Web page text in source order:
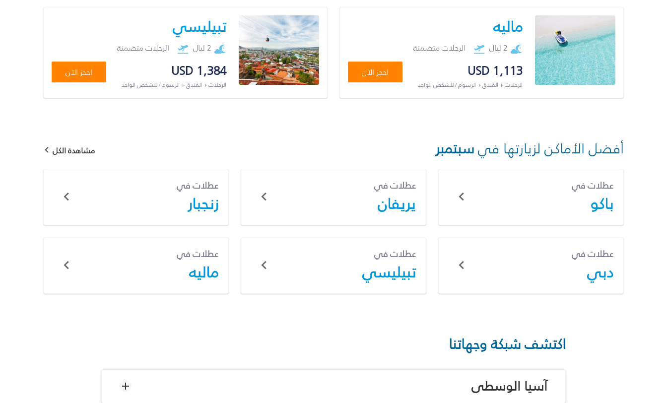
ماليه
2 ليال الرحلات متضمنة
USD 1,113
الرحلات + الفندق + الرسوم / للشخص الواحد
احجز الآن
تبيليسي
2 ليال الرحلات متضمنة
USD 1,384
الرحلات + الفندق + الرسوم / للشخص الواحد
احجز الآن
أفضل الأماكن لزيارتها فيسبتمبر مشاهدة الكل
عطلات في
باكو
عطلات في
يريفان
عطلات في
زنجبار
عطلات في
دبي
عطلات في
تبيليسي
عطلات في
ماليه
اكتشف شبكة وجهاتنا
آسيا الوسطى